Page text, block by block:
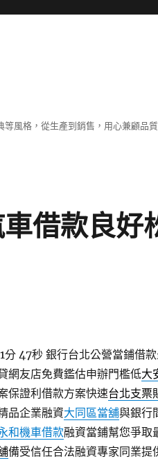
風格，從生產到銷售，用心兼顧品
借款良好
分 47秒銀行台北公營當鋪借
網友店免費鑑估申辦門檻低大
保證利借款方案快速台北支票
品企業融資大同區當舖與銀行
和機車借款融資當鋪幫您爭取
備受信任合法融資專家同業提